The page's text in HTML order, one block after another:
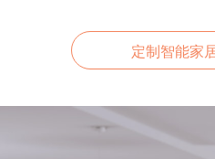
定制智能家